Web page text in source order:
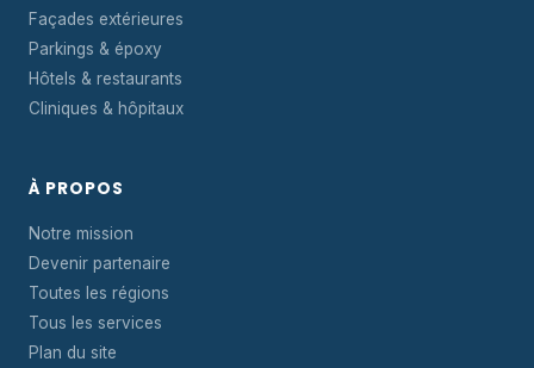
Façades extérieures
Parkings & époxy
Hôtels & restaurants
Cliniques & hôpitaux
À PROPOS
Notre mission
Devenir partenaire
Toutes les régions
Tous les services
Plan du site